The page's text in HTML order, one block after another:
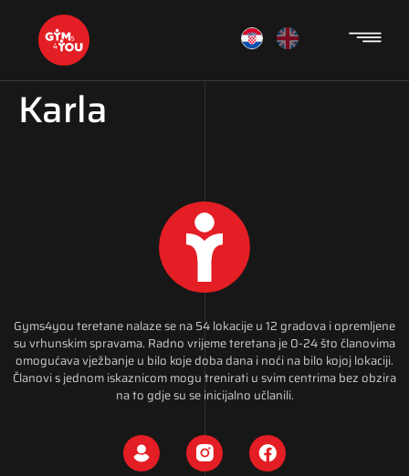
Karla
Gyms4you teretane nalaze se na 54 lokacije u 12 gradova i opremljene
su vrhunskim spravama. Radno vrijeme teretana je 0-24 što članovima
omogućava vježbanje u bilo koje doba dana i noći na bilo kojoj lokaciji.
Članovi s jednom iskaznicom mogu trenirati u svim centrima bez obzira
na to gdje su se inicijalno učlanili.